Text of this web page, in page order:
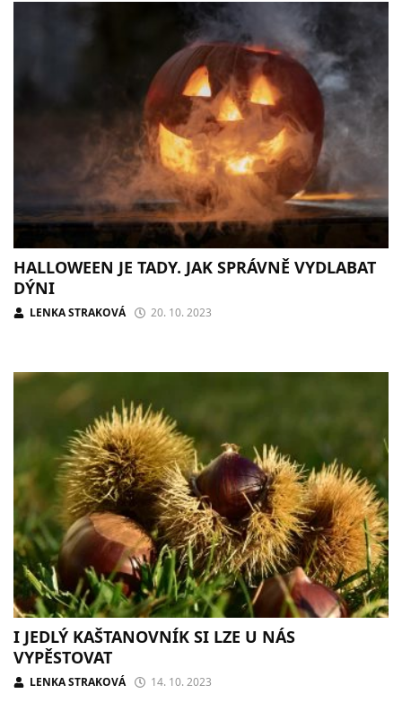
HALLOWEEN JE TADY. JAK SPRÁVNĚ VYDLABAT
DÝNI
LENKA STRAKOVÁ 20. 10. 2023
I JEDLÝ KAŠTANOVNÍK SI LZE U NÁS
VYPĚSTOVAT
LENKA STRAKOVÁ 14. 10. 2023